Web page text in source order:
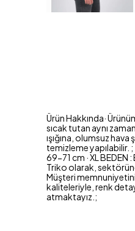
Ürün Hakkında·
sıcak tutan aynı
ışığına, olumsuz
temizleme yapılabilir.
69-71 cm · XL
Triko olarak,
Müşteri
kaliteleriyle, renk
atmaktayız.;